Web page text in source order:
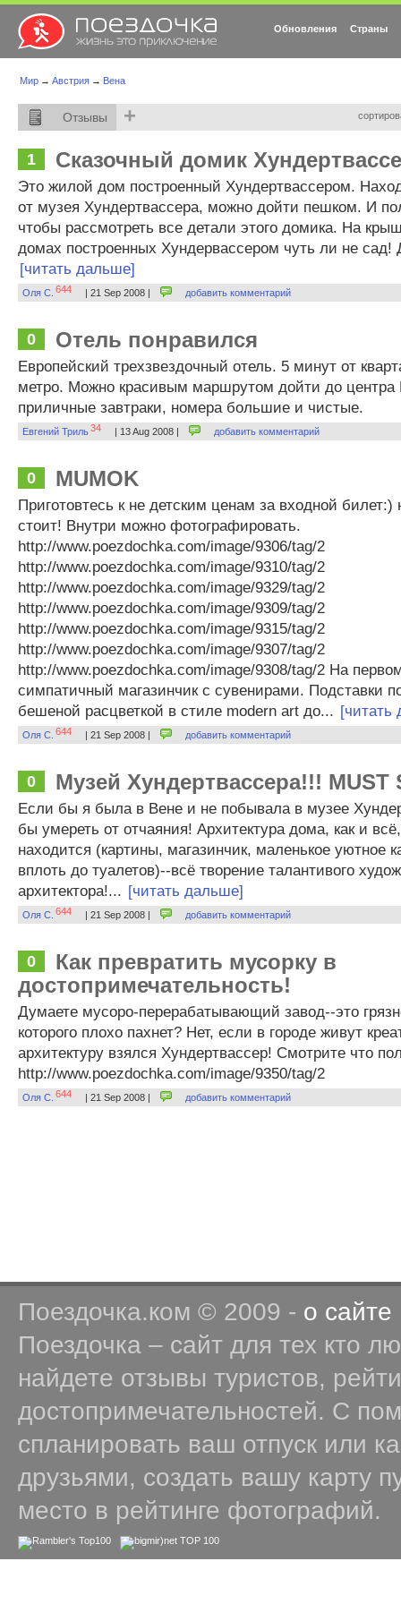
Обновления Страны
Мир → Австрия → Вена
Отзывы +
1 Сказочный домик
Это жилой дом построенный Хундертвассером.
от музея Хундертвассера, можно дойти пешком. И
чтобы рассмотреть все детали этого домика. На
домах построенных Хундервассером чуть ли не сад!
[читать дальше]
Оля С. 644 | 21 Sep 2008 | добавить комментарий
0 Отель понравился
Европейский трехзвездочный отель. 5 минут от
метро. Можно красивым маршрутом дойти до
приличные завтраки, номера большие и чистые.
Евгений Триль34 | 13 Aug 2008 | добавить комментарий
0 MUMOK
Приготовтесь к не детским ценам за входной билет:)
стоит! Внутри можно фотографировать.
http://www.poezdochka.com/image/9306/tag/2
http://www.poezdochka.com/image/9310/tag/2
http://www.poezdochka.com/image/9329/tag/2
http://www.poezdochka.com/image/9309/tag/2
http://www.poezdochka.com/image/9315/tag/2
http://www.poezdochka.com/image/9307/tag/2
http://www.poezdochka.com/image/9308/tag/2 На
симпатичный магазинчик с сувенирами. Подставки
бешеной расцветкой в стиле modern art до... [читать
Оля С. 644 | 21 Sep 2008 | добавить комментарий
0 Музей Хундертвассера!!! MUST
Если бы я была в Вене и не побывала в музее
бы умереть от отчаяния! Архитектура дома, как и
находится (картины, магазинчик, маленькое уютное
вплоть до туалетов)--всё творение талантивого
архитектора!... [читать дальше]
Оля С. 644 | 21 Sep 2008 | добавить комментарий
0
Как превратить мусорку в
достопримечательность!
Думаете мусоро-перерабатывающий завод--это
которого плохо пахнет? Нет, если в городе живут
архитектуру взялся Хундертвассер! Смотрите что
http://www.poezdochka.com/image/9350/tag/2
Оля С. 644 | 21 Sep 2008 | добавить комментарий
Поездочка.ком © 2009 - о сайте
Поездочка – сайт для тех кто
найдете отзывы туристов,
достопримечательностей. С
спланировать ваш отпуск или
друзьями, создать вашу карту
место в рейтинге фотографий.